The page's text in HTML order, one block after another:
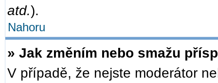
atd.).
Nahoru
» Jak změním nebo smažu
V případě, že nejste moderátor